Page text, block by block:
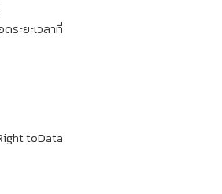
ะยะเวลาที่
toData